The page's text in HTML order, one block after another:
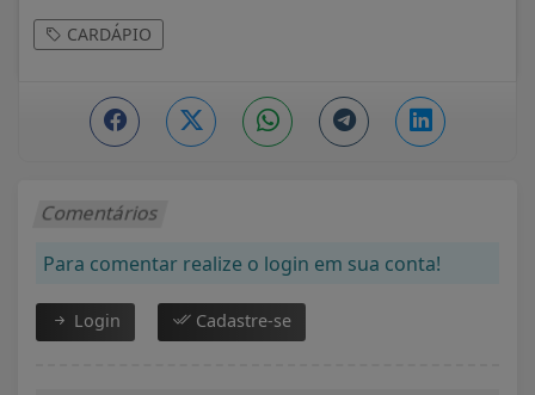
CARDÁPIO
Comentários
Para comentar realize o login em sua conta!
Login Cadastre-se